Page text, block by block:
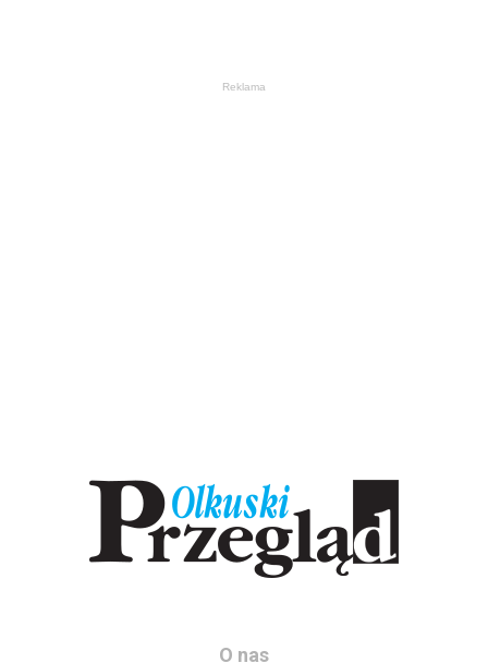
Reklama
O nas